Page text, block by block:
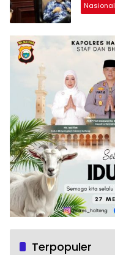
Nasional
Terpopuler